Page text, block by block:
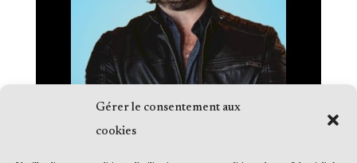
Gérer le consentement aux
cookies